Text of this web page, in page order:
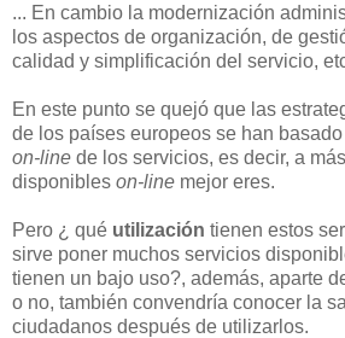
... En cambio la modernización
los aspectos de organización, de
calidad y simplificación del servicio,
En este punto se quejó que las
de los países europeos se han
on-line de los servicios, es decir, a
disponibles on-line mejor eres.
Pero ¿ qué utilización tienen estos
sirve poner muchos servicios
tienen un bajo uso?, además, aparte
o no, también convendría conocer la
ciudadanos después de utilizarlos.